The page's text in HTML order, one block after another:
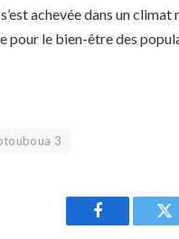
achevée dans un
pour le bien-être des
3
Facebook